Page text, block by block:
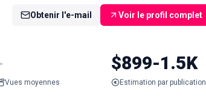
Obtenir l'e-mail Voir le profil complet
Vues moyennes
$899-1.5K
Estimation par publication